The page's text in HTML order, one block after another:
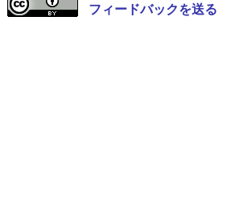
フィードバックを送る